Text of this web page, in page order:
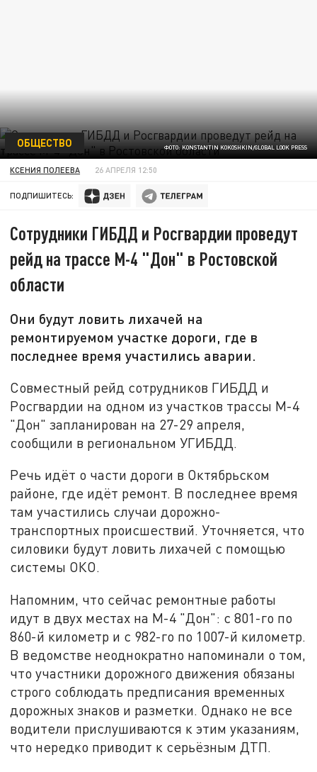
ФОТО: KONSTANTIN KOKOSHKIN/GLOBAL LOOK PRESS
ОБЩЕСТВО
КСЕНИЯ ПОЛЕЕВА 26 АПРЕЛЯ 12:50
ПОДПИШИТЕСЬ:
Сотрудники ГИБДД и Росгвардии проведут
рейд на трассе М-4 "Дон" в Ростовской
области
Они будут ловить лихачей на
ремонтируемом участке дороги, где в
последнее время участились аварии.
Совместный рейд сотрудников ГИБДД и
Росгвардии на одном из участков трассы М-4
"Дон" запланирован на 27-29 апреля,
сообщили в региональном УГИБДД.
Речь идёт о части дороги в Октябрьском
районе, где идёт ремонт. В последнее время
там участились случаи дорожно-
транспортных происшествий. Уточняется, что
силовики будут ловить лихачей с помощью
системы ОКО.
Напомним, что сейчас ремонтные работы
идут в двух местах на М-4 "Дон": с 801-го по
860-й километр и с 982-го по 1007-й километр.
В ведомстве неоднократно напоминали о том,
что участники дорожного движения обязаны
строго соблюдать предписания временных
дорожных знаков и разметки. Однако не все
водители прислушиваются к этим указаниям,
что нередко приводит к серьёзным ДТП.